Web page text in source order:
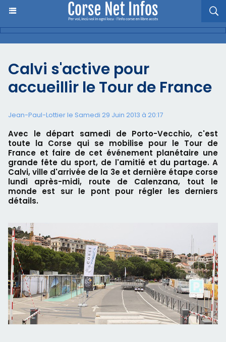
Calvi s'active pour
accueillir le Tour de France
Jean-Paul-Lottier le Samedi 29 Juin 2013 à 20:17
Avec le départ samedi de Porto-Vecchio, c'est
toute la Corse qui se mobilise pour le Tour de
France et faire de cet événement planétaire une
grande fête du sport, de l'amitié et du partage. A
Calvi, ville d'arrivée de la 3e et dernière étape corse
lundi après-midi, route de Calenzana, tout le
monde est sur le pont pour régler les derniers
détails.